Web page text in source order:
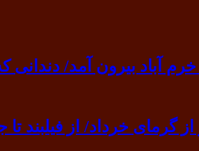
۳۹ هزار سال پیش به گردن انسان نخستین آویخته
خرداد/ از فیلبند تا جنت